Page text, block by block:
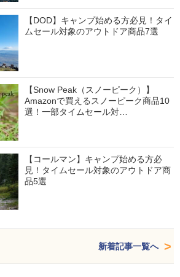
【DOD】キャンプ始める方必見！タイ
ムセール対象のアウトドア商品7選
【Snow Peak（スノーピーク）】
Amazonで買えるスノーピーク商品10
選！一部タイムセール対…
【コールマン】キャンプ始める方必
見！タイムセール対象のアウトドア商
品5選
新着記事一覧へ